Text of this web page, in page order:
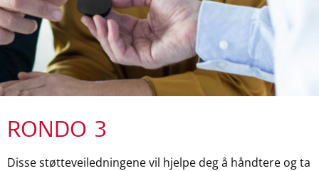
RONDO 3
Disse støtteveiledningene vil hjelpe deg å håndtere og ta